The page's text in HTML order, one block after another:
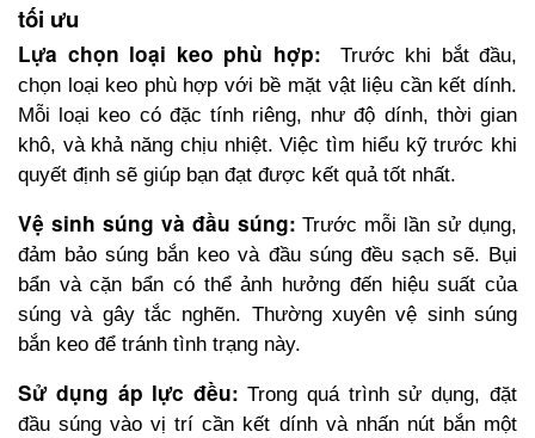
tối ưu
Lựa chọn loại keo phù hợp:
Trước khi bắt đầu,
chọn loại keo phù hợp với bề mặt vật liệu cần kết dính.
Mỗi loại keo có đặc tính riêng, như độ dính, thời gian
khô, và khả năng chịu nhiệt. Việc tìm hiểu kỹ trước khi
quyết định sẽ giúp bạn đạt được kết quả tốt nhất.
Vệ sinh súng và đầu súng: Trước mỗi lần sử dụng,
đảm bảo súng bắn keo và đầu súng đều sạch sẽ. Bụi
bẩn và cặn bẩn có thể ảnh hưởng đến hiệu suất của
súng và gây tắc nghẽn. Thường xuyên vệ sinh súng
bắn keo để tránh tình trạng này.
Sử dụng áp lực đều: Trong quá trình sử dụng, đặt
đầu súng vào vị trí cần kết dính và nhấn nút bắn một